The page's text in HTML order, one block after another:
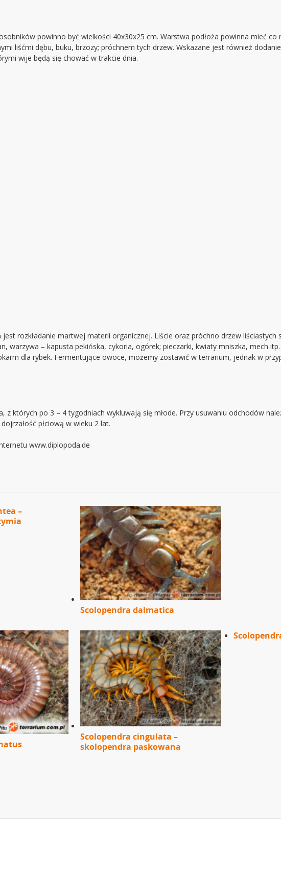
powinno być wielkości 40x30x25 cm. Warstwa podłoża powinna mieć co
liśćmi dębu, buku, brzozy; próchnem tych drzew. Wskazane jest również
wije będą się chować w trakcie dnia.
rozkładanie martwej materii organicznej. Liście oraz próchno drzew liściastych
warzywa – kapusta pekińska, cykoria, ogórek; pieczarki, kwiaty mniszka, mech
dla rybek. Fermentujące owoce, możemy zostawić w terrarium, jednak w
których po 3 – 4 tygodniach wykluwają się młode. Przy usuwaniu odchodów
płciową w wieku 2 lat.
www.diplopoda.de
–
Scolopendra dalmatica
Scolopendra cingulata –
skolopendra paskowana